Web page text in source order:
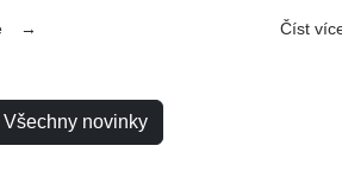
Číst
Všechny novinky